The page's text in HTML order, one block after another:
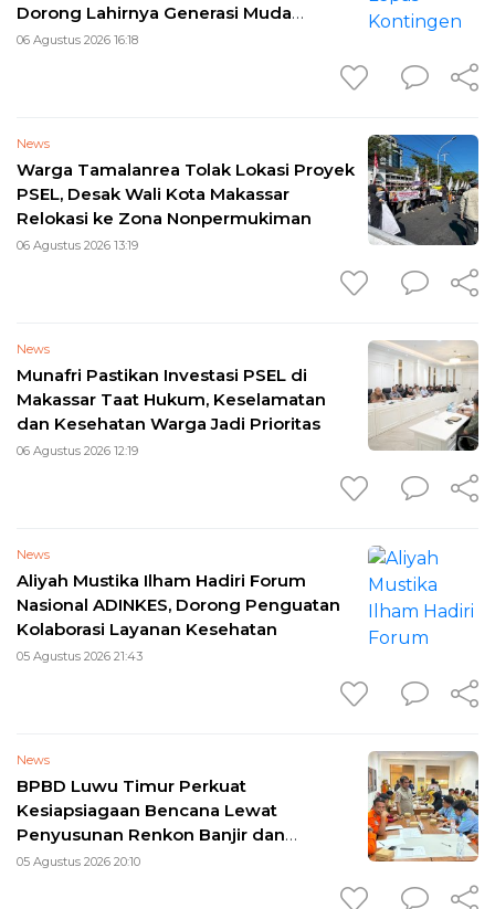
Dorong Lahirnya Generasi Muda
Berkarakter
06 Agustus 2026 16:18
News
Warga Tamalanrea Tolak Lokasi Proyek
PSEL, Desak Wali Kota Makassar
Relokasi ke Zona Nonpermukiman
06 Agustus 2026 13:19
News
Munafri Pastikan Investasi PSEL di
Makassar Taat Hukum, Keselamatan
dan Kesehatan Warga Jadi Prioritas
06 Agustus 2026 12:19
News
Aliyah Mustika Ilham Hadiri Forum
Nasional ADINKES, Dorong Penguatan
Kolaborasi Layanan Kesehatan
05 Agustus 2026 21:43
News
BPBD Luwu Timur Perkuat
Kesiapsiagaan Bencana Lewat
Penyusunan Renkon Banjir dan
Longsor 2026
05 Agustus 2026 20:10